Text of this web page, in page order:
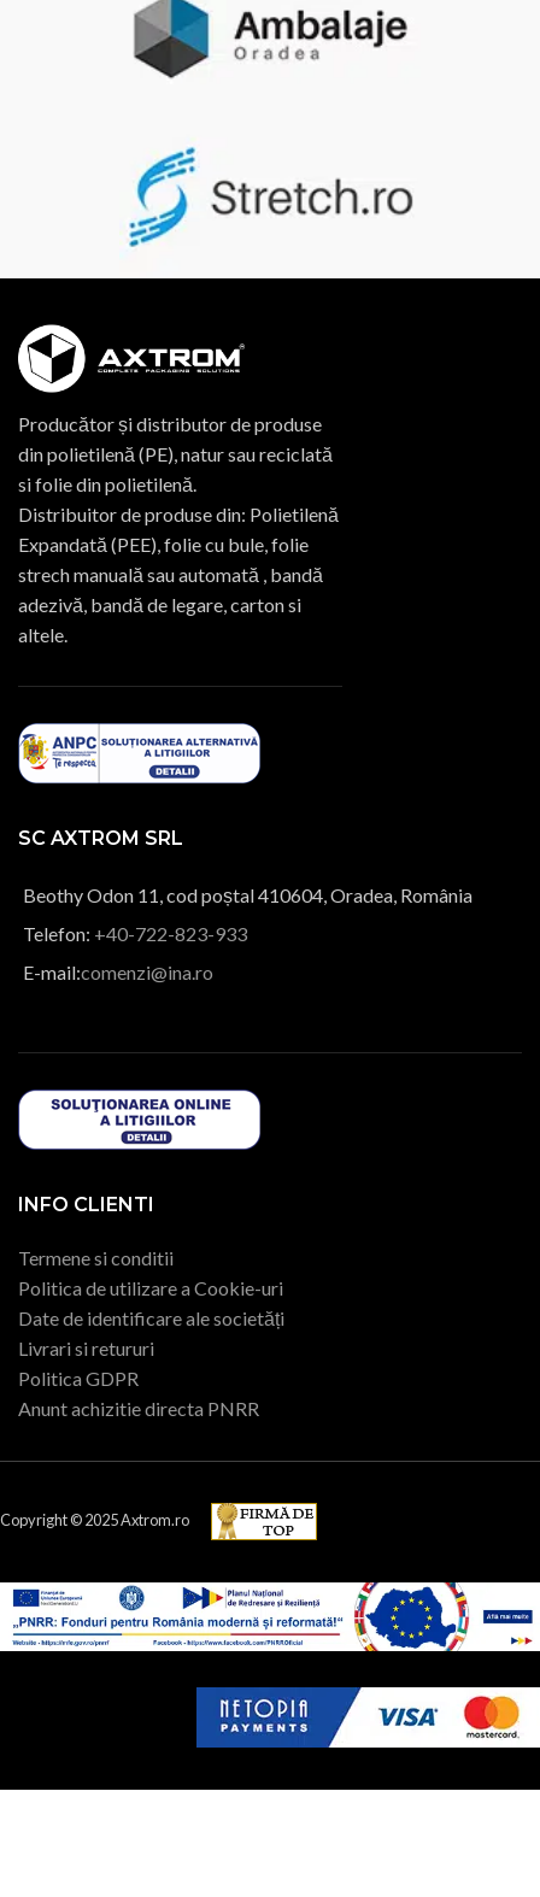
Producător și distributor de produse
din polietilenă (PE), natur sau reciclată
si folie din polietilenă.
Distribuitor de produse din: Polietilenă
Expandată (PEE), folie cu bule, folie
strech manuală sau automată , bandă
adezivă, bandă de legare, carton si
altele.
SC AXTROM SRL
Beothy Odon 11, cod poștal 410604, Oradea, România
Telefon: +40-722-823-933
E-mail:comenzi@ina.ro
INFO CLIENTI
Termene si conditii
Politica de utilizare a Cookie-uri
Date de identificare ale societăți
Livrari si retururi
Politica GDPR
Anunt achizitie directa PNRR
Copyright © 2025 Axtrom.ro